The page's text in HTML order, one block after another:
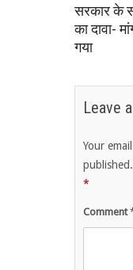
सरकार के
का दावा-
गया
Leave
Your
published.
*
Comment